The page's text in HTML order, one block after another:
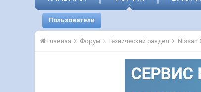
Пользователи
Главная Форум Технический раздел Nissan